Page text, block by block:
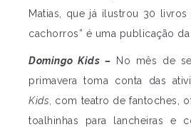
Matias, que já ilustrou 30 livros
cachorros” é uma publicação da
Domingo Kids – No mês de
primavera toma conta das
Kids , com teatro de fantoches,
toalhinhas para lancheiras e